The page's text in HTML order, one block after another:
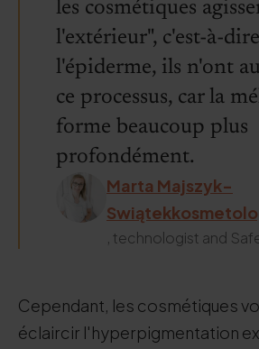
les cosmétiques
l'extérieur", c'est-à-
l'épiderme, ils n'ont
ce processus, car la
forme beaucoup plus
profondément.
Marta Majszyk-
, technologist and
Cependant, les cosmétiques
éclaircir l'hyperpigmentation